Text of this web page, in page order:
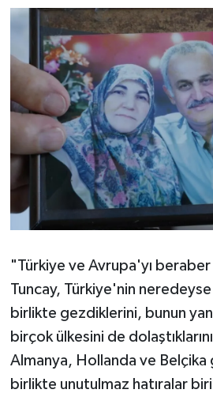
arkası
"Türkiye ve Avrupa'yı
Tuncay, Türkiye'nin
birlikte gezdiklerini, bunun
birçok ülkesini de
Almanya, Hollanda ve Belçika
birlikte unutulmaz hatıralar